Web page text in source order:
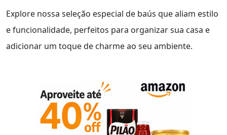
Explore nossa seleção especial de baús que aliam estilo
e funcionalidade, perfeitos para organizar sua casa e
adicionar um toque de charme ao seu ambiente.